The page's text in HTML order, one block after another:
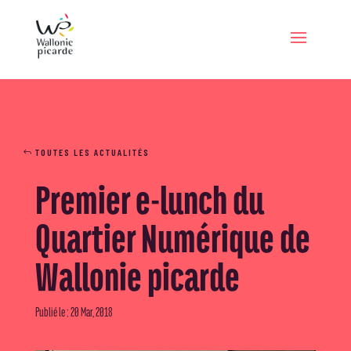
TOUTES LES ACTUALITÉS
Premier e-lunch du
Quartier Numérique de
Wallonie picarde
Publié le : 20 Mar, 2018